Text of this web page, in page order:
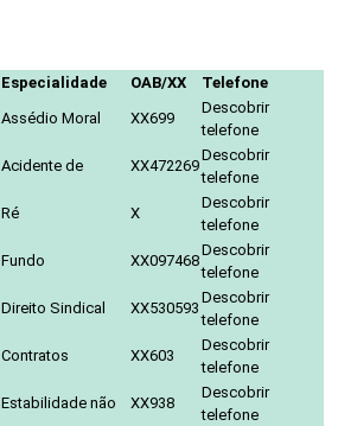
Especialidade OAB/XX
Telefone
Assédio Moral XX699
Descobrir
telefone
Acidente de XX472269
Descobrir
telefone
Ré X
Descobrir
telefone
Fundo XX097468
Descobrir
telefone
Direito Sindical XX530593
Descobrir
telefone
Contratos XX603
Descobrir
telefone
Estabilidade não XX938
Descobrir
telefone